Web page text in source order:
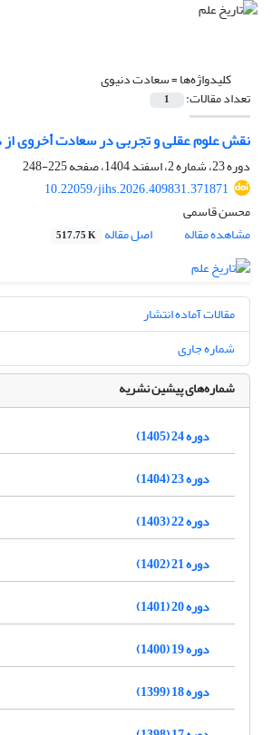
کلیدواژه‌ها =سعادت دنیوی
تعداد مقالات: 1
نقش علوم عقلی و تجربی در سعادت ٱخروی از
دوره 23، شماره 2، اسفند 1404، صفحه
225-248
10.22059/jihs.2026.409831.371871
محسن قاسمی
مشاهده مقاله
اصل مقاله 517.75 K
مقالات آماده انتشار
شماره جاری
شماره‌های پیشین نشریه
دوره 24 (1405)
دوره 23 (1404)
دوره 22 (1403)
دوره 21 (1402)
دوره 20 (1401)
دوره 19 (1400)
دوره 18 (1399)